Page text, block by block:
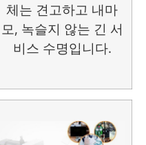
체는 견고하고 내마
모, 녹슬지 않는 긴 서
비스 수명입니다.